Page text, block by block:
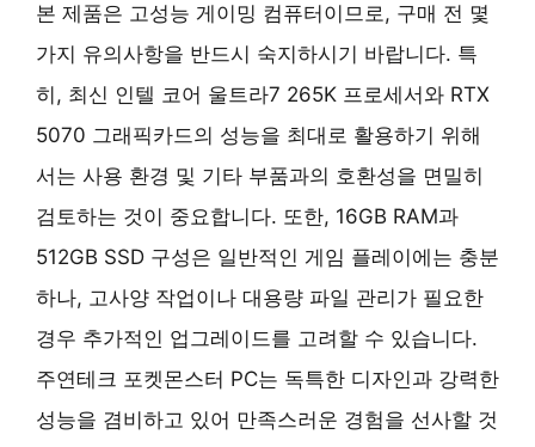
본 제품은 고성능 게이밍 컴퓨터이므로, 구매 전 몇
가지 유의사항을 반드시 숙지하시기 바랍니다. 특
히, 최신 인텔 코어 울트라7 265K 프로세서와 RTX
5070 그래픽카드의 성능을 최대로 활용하기 위해
서는 사용 환경 및 기타 부품과의 호환성을 면밀히
검토하는 것이 중요합니다. 또한, 16GB RAM과
512GB SSD 구성은 일반적인 게임 플레이에는 충분
하나, 고사양 작업이나 대용량 파일 관리가 필요한
경우 추가적인 업그레이드를 고려할 수 있습니다.
주연테크 포켓몬스터 PC는 독특한 디자인과 강력한
성능을 겸비하고 있어 만족스러운 경험을 선사할 것